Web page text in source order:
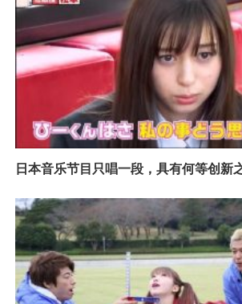
日本音乐节目只唱一段，具有何等创新